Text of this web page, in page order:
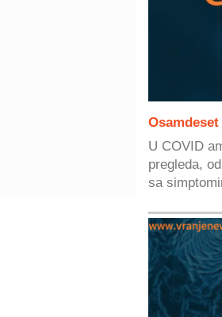
U COVID
pregleda,
sa